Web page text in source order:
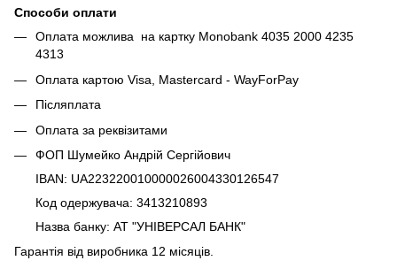
Способи оплати
Оплата можлива на картку Monobank 4035 2000 4235
4313
Оплата картою Visa, Mastercard - WayForPay
Післяплата
Оплата за реквізитами
ФОП Шумейко Андрій Сергійович
IBAN: UA223220010000026004330126547
Код одержувача: 3413210893
Назва банку: АТ "УНІВЕРСАЛ БАНК"
Гарантія від виробника 12 місяців.